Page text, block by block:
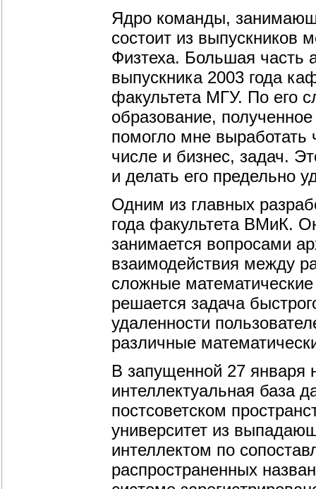
Ядро команды,
состоит из
Физтеха. Большая часть
выпускника 2003 года
факультета МГУ. По его
образование,
помогло мне
числе и бизнес, задач.
и делать его предельно
Одним из главных
года факультета ВМиК.
занимается вопросами
взаимодействия между
сложные
решается задача
удаленности
различные
В запущенной 27 января
интеллектуальная база
постсоветском
университет из
интеллектом по
распространенных